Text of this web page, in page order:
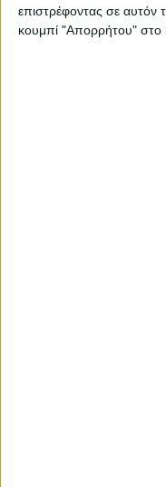
επιστρέφοντας σε αυτόν
κουμπί "Απορρήτου" στο
δέσμευσή μας για το
Δημιουργικότητα: